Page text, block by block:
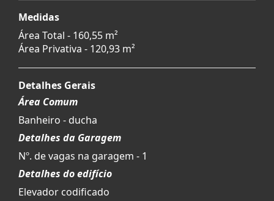
Medidas
Área Total - 160,55 m²
Área Privativa - 120,93 m²
Detalhes Gerais
Área Comum
Banheiro - ducha
Detalhes da Garagem
Nº. de vagas na garagem - 1
Detalhes do edifício
Elevador codificado